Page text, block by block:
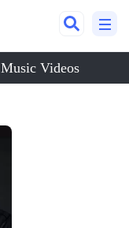
Music Videos